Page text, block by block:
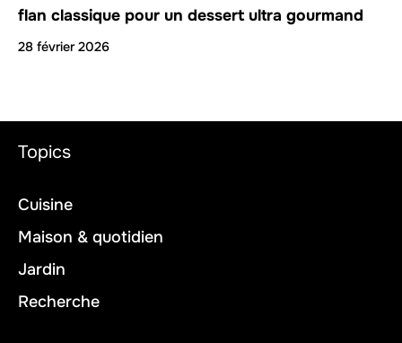
flan classique pour un dessert ultra gourmand
28 février 2026
Topics
Cuisine
Maison & quotidien
Jardin
Recherche